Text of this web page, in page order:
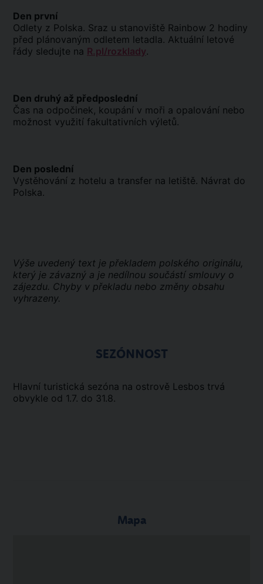
Den první
Odlety z Polska. Sraz u stanoviště Rainbow 2 hodiny
před plánovaným odletem letadla. Aktuální letové
řády sledujte na R.pl/rozklady.
Den druhý až předposlední
Čas na odpočinek, koupání v moři a opalování nebo
možnost využití fakultativních výletů.
Den poslední
Vystěhování z hotelu a transfer na letiště. Návrat do
Polska.
Výše uvedený text je překladem polského originálu,
který je závazný a je nedílnou součástí smlouvy o
zájezdu. Chyby v překladu nebo změny obsahu
vyhrazeny.
SEZÓNNOST
Hlavní turistická sezóna na ostrově Lesbos trvá
obvykle od 1.7. do 31.8.
Mapa